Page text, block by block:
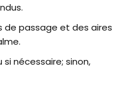
de passage et des aires
nécessaire; sinon,